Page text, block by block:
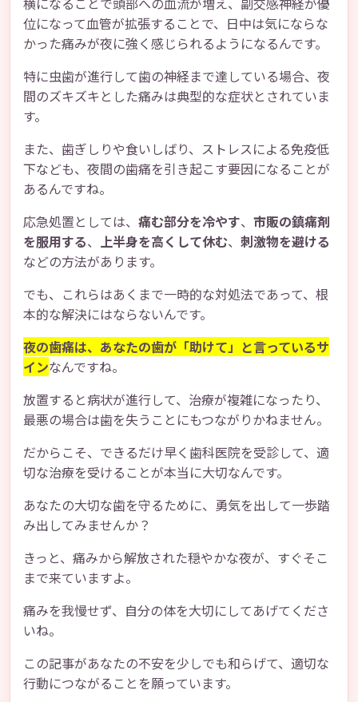
位になって血管が拡張することで、日中は気にならな
かった痛みが夜に強く感じられるようになるんです。
特に虫歯が進行して歯の神経まで達している場合、夜
間のズキズキとした痛みは典型的な症状とされていま
す。
また、歯ぎしりや食いしばり、ストレスによる免疫低
下なども、夜間の歯痛を引き起こす要因になることが
あるんですね。
応急処置としては、 痛む部分を冷やす、 市販の鎮痛剤
を服用する、 上半身を高くして休む、 刺激物を避ける
などの方法があります。
でも、これらはあくまで一時的な対処法であって、根
本的な解決にはならないんです。
夜の歯痛は、あなたの歯が「助けて」と言っているサ
インなんですね。
放置すると病状が進行して、治療が複雑になったり、
最悪の場合は歯を失うことにもつながりかねません。
だからこそ、できるだけ早く歯科医院を受診して、適
切な治療を受けることが本当に大切なんです。
あなたの大切な歯を守るために、勇気を出して一歩踏
み出してみませんか？
きっと、痛みから解放された穏やかな夜が、すぐそこ
まで来ていますよ。
痛みを我慢せず、自分の体を大切にしてあげてくださ
いね。
この記事があなたの不安を少しでも和らげて、適切な
行動につながることを願っています。